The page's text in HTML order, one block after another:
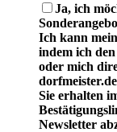
Ja, ich
Ich kann
indem ich
oder mich
Sie erhalten
Newsletter